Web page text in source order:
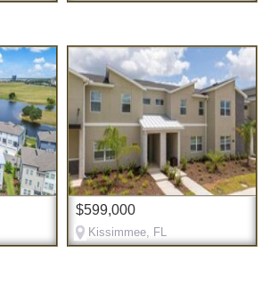
$599,000
Kissimmee, FL